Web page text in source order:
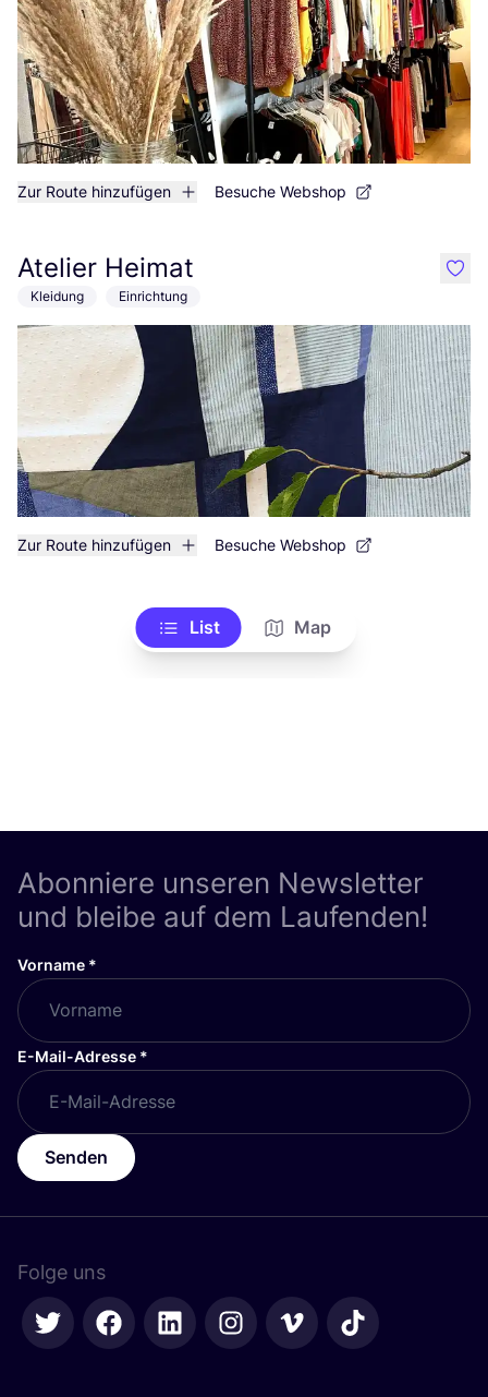
Zur Route hinzufügen Besuche Webshop
Atelier Heimat
Kleidung Einrichtung
Zur Route hinzufügen Besuche Webshop
like
List Map
Abonniere unseren Newsletter
und bleibe auf dem Laufenden!
Vorname *
E-Mail-Adresse *
Senden
Folge uns